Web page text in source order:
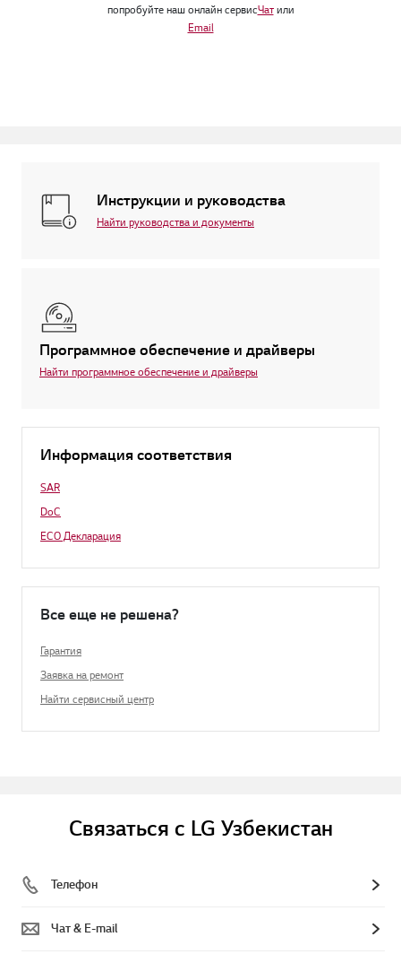
попробуйте наш онлайн сервисЧатили
Email
Инструкции и руководства
Найти руководства и документы
Программное обеспечение и драйверы
Найти программное обеспечение и драйверы
Информация соответствия
SAR
DoC
ECO Декларация
Все еще не решена?
Гарантия
Заявка на ремонт
Найти сервисный центр
Связаться с LG Узбекистан
Телефон
Чат & E-mail